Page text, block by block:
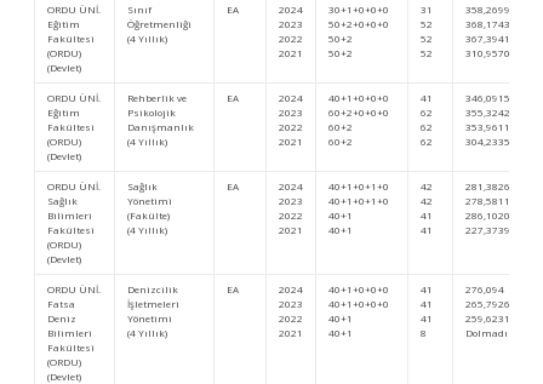
ORDU ÜNİ.
Eğitim
Fakültesi
(ORDU)
(Devlet)
Sınıf
Öğretmenliği
(4 Yıllık)
EA
2024
2023
2022
2021
30+1+0+0+0
50+2+0+0+0
50+2
50+2
31
52
52
52
358,26999
368,17432
367,39413
310,95701
ORDU ÜNİ.
Eğitim
Fakültesi
(ORDU)
(Devlet)
Rehberlik ve
Psikolojik
Danışmanlık
(4 Yıllık)
EA
2024
2023
2022
2021
40+1+0+0+0
60+2+0+0+0
60+2
60+2
41
62
62
62
346,0915
355,32427
353,96118
304,23353
ORDU ÜNİ.
Sağlık
Bilimleri
Fakültesi
(ORDU)
(Devlet)
Sağlık
Yönetimi
(Fakülte)
(4 Yıllık)
EA
2024
2023
2022
2021
40+1+0+1+0
40+1+0+1+0
40+1
40+1
42
42
41
41
281,38269
278,58115
286,10208
227,37394
ORDU ÜNİ.
Fatsa
Deniz
Bilimleri
Fakültesi
(ORDU)
(Devlet)
Denizcilik
İşletmeleri
Yönetimi
(4 Yıllık)
EA
2024
2023
2022
2021
40+1+0+0+0
40+1+0+0+0
40+1
40+1
41
41
41
8
276,094
265,79265
259,62315
Dolmadı